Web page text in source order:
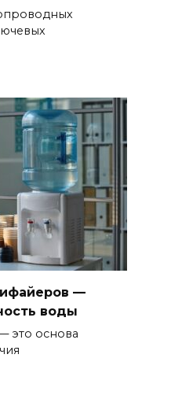
—
воды
это основа